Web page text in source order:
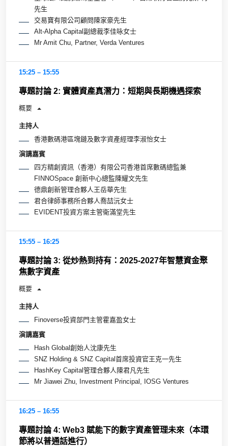
先生
交易寶有限公司顧問陳家豪先生
Alt-Alpha Capital副總裁李佳咏女士
Mr Amit Chu, Partner, Verda Ventures
15:25 – 15:55
專題討論 2: 實體資產真潛力：短期與長期機遇探索
概要
主持人
香港數碼港區塊鏈及數字資產經理李淑怡女士
演講嘉賓
四方精創資訊（香港）有限公司香港首席數碼總監兼
FINNOSpace 創新中心總監陳耀文先生
德鼎創新管理合夥人王岳華先生
君合律師事務所合夥人喬喆沅女士
EVIDENT投資方案主管衛滿堂先生
15:55 – 16:25
專題討論 3: 從炒熱到持有：2025-2027年智慧資金聚
焦數字資產
概要
主持人
Finoverse投資部門主管霍嘉盈女士
演講嘉賓
Hash Global創始人沈康先生
SNZ Holding & SNZ Capital首席投資官王克一先生
HashKey Capital管理合夥人陳君凡先生
Mr Jiawei Zhu, Investment Principal, IOSG Ventures
16:25 – 16:55
專題討論 4: Web3 賦能下的數字資產管理未來（本環
節將以普通話進行）